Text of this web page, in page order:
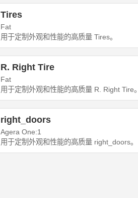
Tires
Fat
用于定制外观和性能的高质量 Tires。
R. Right Tire
Fat
用于定制外观和性能的高质量 R. Right Tire。
right_doors
Agera One:1
用于定制外观和性能的高质量 right_doors。